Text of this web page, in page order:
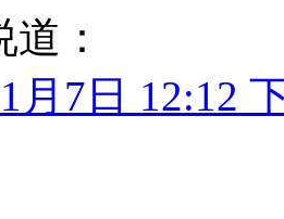
道：
月7日 12:12